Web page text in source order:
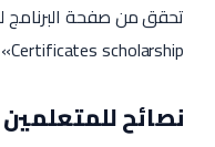
Certificates scholarship» مع اسم دولتك.
نصائح